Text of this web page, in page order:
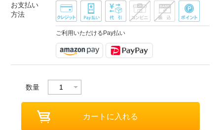
お支払い
方法
ご利用いただけるPay払い
数量